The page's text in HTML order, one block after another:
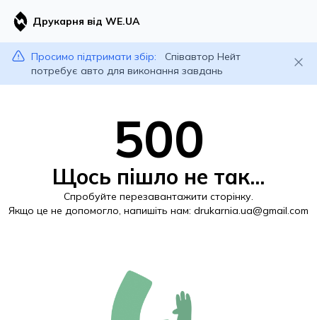
Друкарня від WE.UA
Просимо підтримати збір:
Співавтор Нейт
потребує авто для виконання завдань
500
Щось пішло не так...
Спробуйте перезавантажити сторінку.
Якщо це не допомогло, напишіть нам: drukarnia.ua@gmail.com